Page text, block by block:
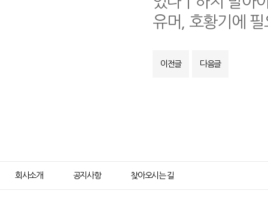
유머, 호황기에
이전글 다음글
회사소개 공지사항 찾아오시는 길